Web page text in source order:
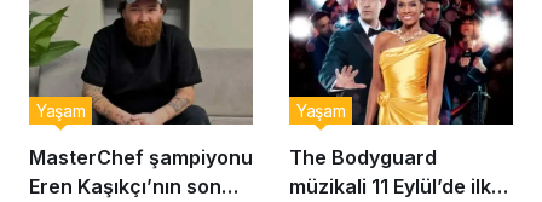
MasterChef şampiyonu
Eren Kaşıkçı’nın son
Yaşam
The Bodyguard
müzikali 11 Eylül’de ilk
Yaşam